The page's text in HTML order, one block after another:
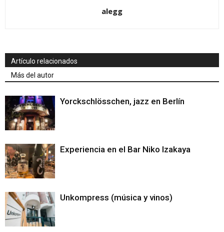
alegg
Artículo relacionados
Más del autor
Yorckschlösschen, jazz en Berlín
Experiencia en el Bar Niko Izakaya
Unkompress (música y vinos)